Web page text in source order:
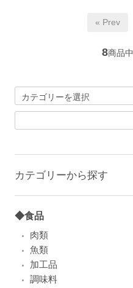
« Prev
8商品中
カテゴリーから探す
◆食品
肉類
魚類
加工品
調味料